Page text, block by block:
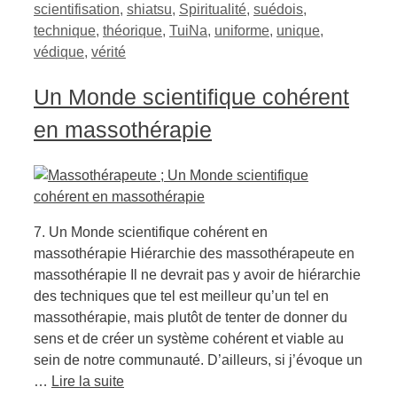
scientifisation, shiatsu, Spiritualité, suédois,
technique, théorique, TuiNa, uniforme, unique,
védique, vérité
Un Monde scientifique cohérent
en massothérapie
7. Un Monde scientifique cohérent en
massothérapie Hiérarchie des massothérapeute en
massothérapie Il ne devrait pas y avoir de hiérarchie
des techniques que tel est meilleur qu’un tel en
massothérapie, mais plutôt de tenter de donner du
sens et de créer un système cohérent et viable au
sein de notre communauté. D’ailleurs, si j’évoque un
… Lire la suite